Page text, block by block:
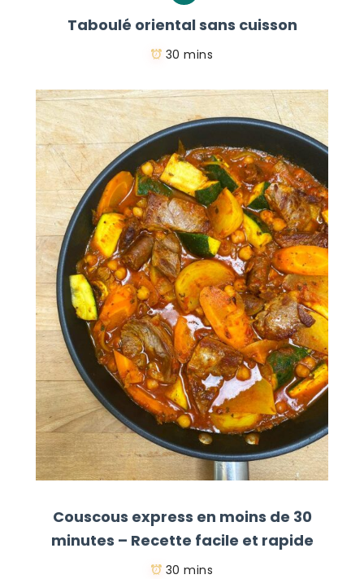
Taboulé oriental sans cuisson
30 mins
Couscous express en moins de 30
minutes – Recette facile et rapide
30 mins